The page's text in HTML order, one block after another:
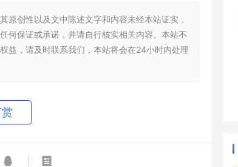
原创性以及文中陈述文字和内容未经本站证实，
何保证或承诺，并请自行核实相关内容。本站不
益，请及时联系我们，本站将会在24小时内处理